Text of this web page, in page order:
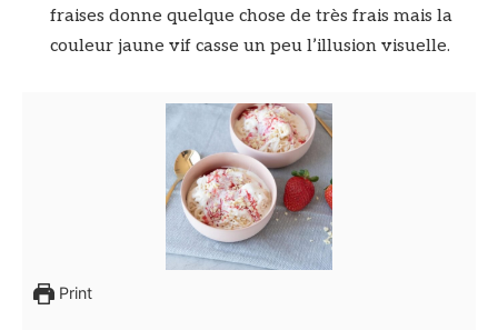
fraises donne quelque chose de très frais mais la
couleur jaune vif casse un peu l’illusion visuelle.
Print